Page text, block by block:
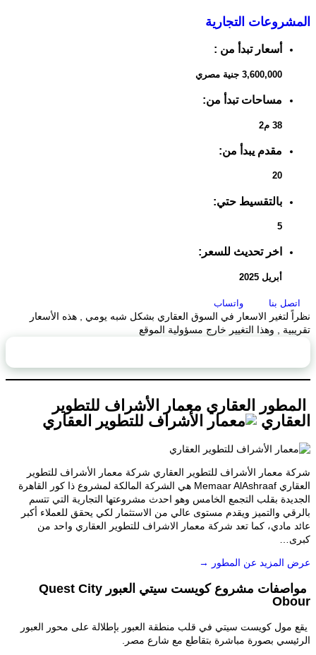
التجارية
أسعار تبدأ من :
3,600,000 جنية مصري
مساحات تبدأ من:
مقدم يبدأ من:
بالتقسيط حتي:
اخر تحديث للسعر:
بنا واتساب
لتغير الاسعار في السوق العقاري بشكل شبه يومي , هذه الأسعار
, وهذا التغيير خارج مسؤولية الموقع
العقاري معمار الأشراف للتطوير
معمار الأشراف للتطوير العقاري شركة معمار الأشراف للتطوير
العقاري Memaar AlAshraaf هي الشركة المالكة لمشروع ذا كور القاهرة
بقلب التجمع الخامس وهو احدث مشروعتها التجارية التي تتسم
والتميز ويقدم مستوى عالي من الاستثمار لكي يحقق للعملاء أكبر
مادي، كما تعد شركة معمار الاشراف للتطوير العقاري واحد من
المزيد عن المطور →
مواصفات مشروع كويست سيتي العبور Quest City
مول كويست سيتي في قلب منطقة العبور بإطلالة على محور العبور
بصورة مباشرة بتقاطع مع شارع مصر.